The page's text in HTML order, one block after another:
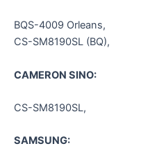
BQS-4009 Orleans,
CS-SM8190SL (BQ),
CAMERON SINO:
CS-SM8190SL,
SAMSUNG: